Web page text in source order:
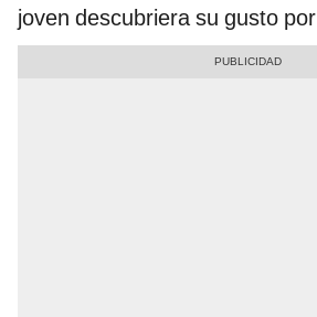
joven descubriera su gusto por